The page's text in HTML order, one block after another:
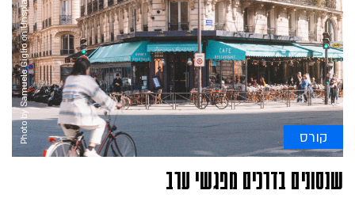
Photo by Samuele Giglio on Unsplash קורס
שנסונים בדרכים מפגשי ערב